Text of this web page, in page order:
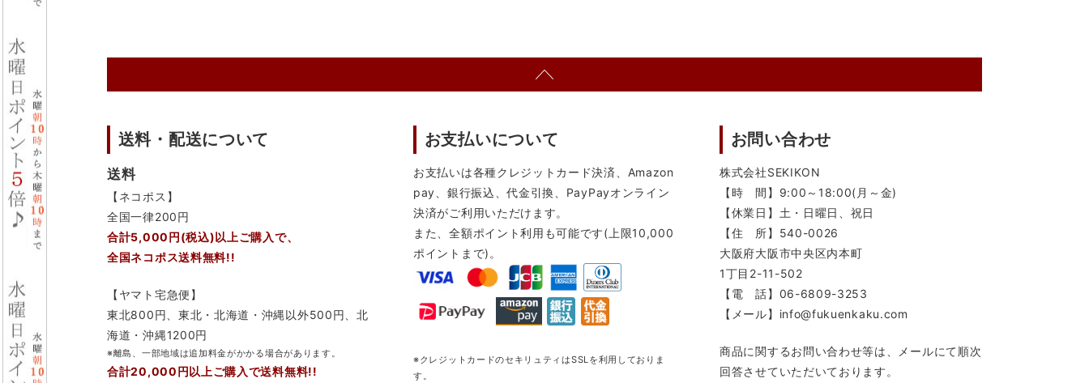
送料・配送について
送料
【ネコポス】
全国一律200円
合計5,000円(税込)以上ご購入で、
全国ネコポス送料無料!!
【ヤマト宅急便】
東北800円、東北・北海道・沖縄以外500円、北
海道・沖縄1200円
※離島、一部地域は追加料金がかかる場合があります。
合計20,000円以上ご購入で送料無料!!
お支払いについて
お支払いは各種クレジットカード決済、Amazon
pay、銀行振込、代金引換、PayPayオンライン
決済がご利用いただけます。
また、全額ポイント利用も可能です(上限10,000
ポイントまで)。
※クレジットカードのセキリュティはSSLを利用しておりま
す。
お問い合わせ
株式会社SEKIKON
【時 間】9:00～18:00(月～金)
【休業日】土・日曜日、祝日
【住 所】540-0026
大阪府大阪市中央区内本町
1丁目2-11-502
【電 話】06-6809-3253
【メール】info@fukuenkaku.com
商品に関するお問い合わせ等は、メールにて順次
回答させていただいております。